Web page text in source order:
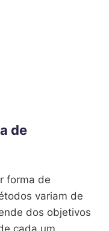
de
forma de
variam de
dos objetivos
cada um.